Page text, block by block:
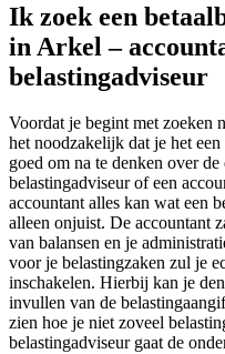
Ik zoek een
in Arkel –
belastingadviseur
Voordat je begint met zoeken
het noodzakelijk dat je het
goed om na te denken over
belastingadviseur of een
accountant alles kan wat een
alleen onjuist. De accountant
van balansen en je
voor je belastingzaken zul je
inschakelen. Hierbij kan je
invullen van de
zien hoe je niet zoveel
belastingadviseur gaat de